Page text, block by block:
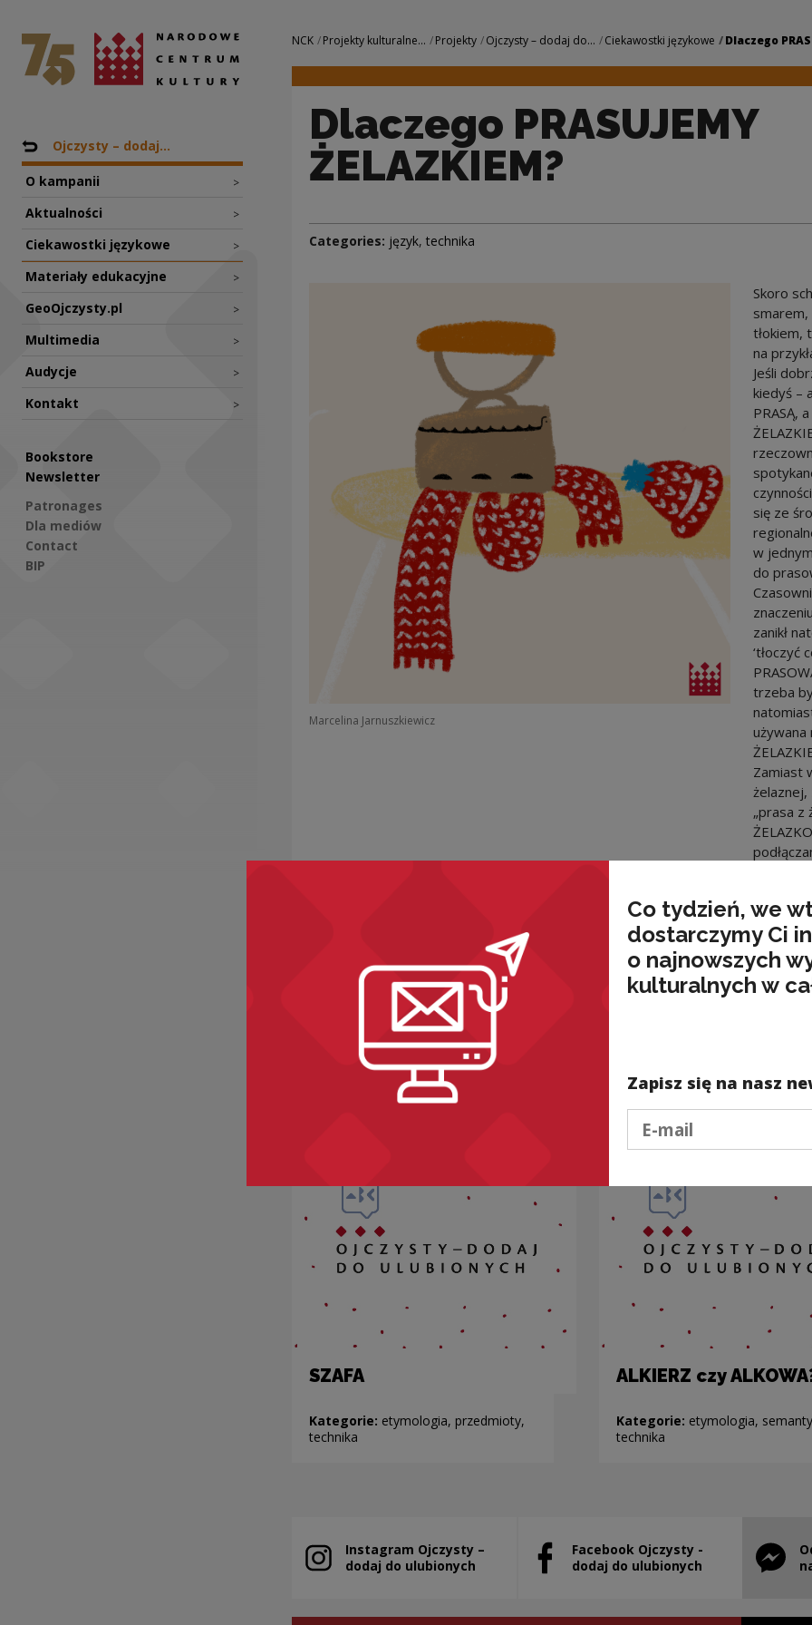
Dlaczego PRASUJEMY ŻELAZKIEM?
National Centre for Culture Poland
Nawigacja
Back to: Projekty
Ojczysty – dodaj...
O kampanii >
Aktualności >
Ciekawostki językowe >
Materiały edukacyjne >
GeoOjczysty.pl >
Multimedia >
Audycje >
Kontakt >
Bookstore
Newsletter
Patronages
Dla mediów
Contact
BIP
Navigation
NCK Projekty kulturalne... Projekty Ojczysty – dodaj do... Ciekawostki językowe Dlaczego
Dlaczego PRASUJEMY
ŻELAZKIEM?
Categories: język, technika
Marcelina Jarnuszkiewicz
Skoro
smarem,
tłokiem,
na
Jeśli
kiedyś –
PRASĄ,
się ze
w
do
zanikł
‘tłoczyć
trzeba
używana
Zamiast
żelaznej,
„prasa z
Recommended
SZAFA
Kategorie: etymologia, przedmioty,
technika
ALKIERZ czy
Kategorie: etymologia,
technika
Instagram Ojczysty –
dodaj do ulubionych
Note, the link will open in a new window
Facebook Ojczysty -
dodaj do ulubionych
Note, the link will open in a new window
Note,
Co tydzień, we
dostarczymy Ci
o najnowszych
kulturalnych w
Zapisz się na nasz